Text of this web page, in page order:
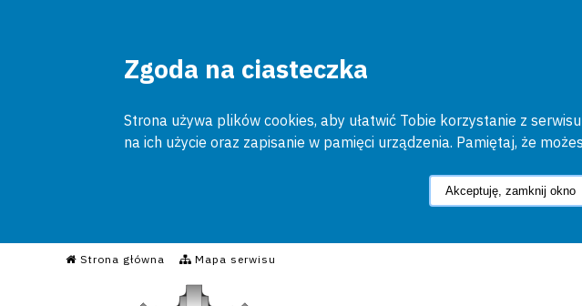
Zgoda na ciasteczka
Strona używa plików cookies, aby ułatwić Tobie korzystanie z
na ich użycie oraz zapisanie w pamięci urządzenia. Pamiętaj, że
Akceptuję, zamknij okno
Strona główna Mapa serwisu
Informacyjny Serwis Policyjny